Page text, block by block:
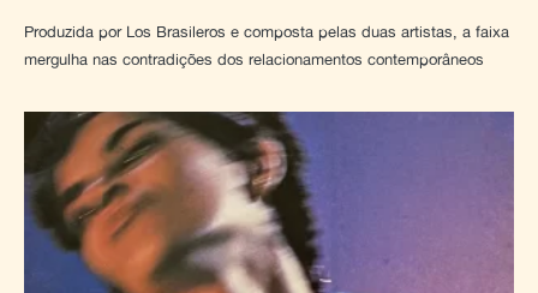
Produzida por Los Brasileros e composta pelas duas artistas, a faixa
mergulha nas contradições dos relacionamentos contemporâneos